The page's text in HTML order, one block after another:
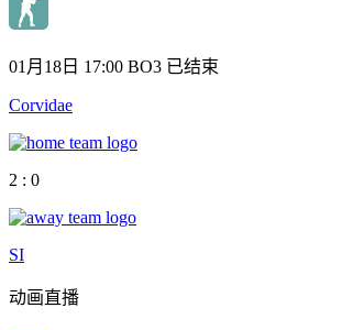
01月18日 17:00 BO3 已结束
Corvidae
2 : 0
SI
动画直播